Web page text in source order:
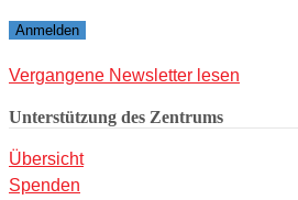
Vergangene Newsletter lesen
Unterstützung des Zentrums
Übersicht
Spenden